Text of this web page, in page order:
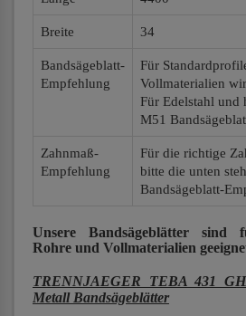
Breite 34
Bandsägeblatt-
Empfehlung
Für
Vollmaterialien
Für Edelstahl und
M51
Zahnmaß-
Empfehlung
Für die richtige
bitte die unten
Bandsägeblatt-
Unsere Bandsägeblätter sind
Rohre und Vollmaterialien
TRENNJAEGER TEBA 431
Metall Bandsägeblätter